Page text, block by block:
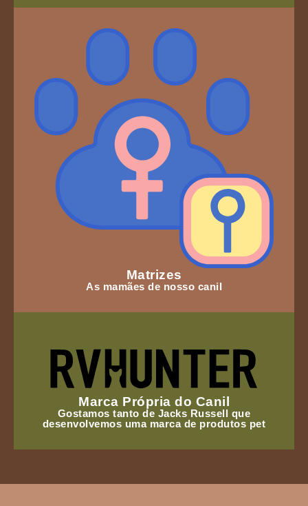
Matrizes
As mamães de nosso canil
Marca Própria do Canil
Gostamos tanto de Jacks Russell que
desenvolvemos uma marca de produtos pet